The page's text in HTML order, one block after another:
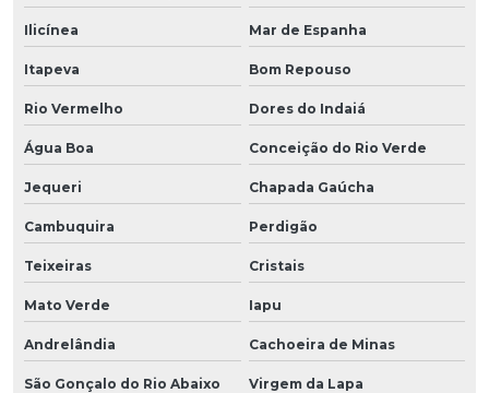
Ilicínea Mar de Espanha
Itapeva Bom Repouso
Rio Vermelho Dores do Indaiá
Água Boa Conceição do Rio Verde
Jequeri Chapada Gaúcha
Cambuquira Perdigão
Teixeiras Cristais
Mato Verde Iapu
Andrelândia Cachoeira de Minas
São Gonçalo do Rio Abaixo Virgem da Lapa